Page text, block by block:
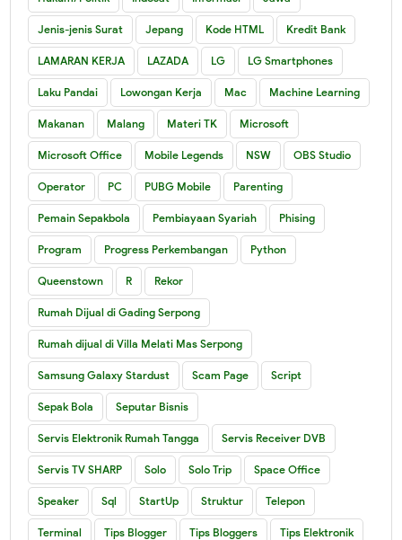
Jenis-jenis Surat Jepang Kode HTML Kredit Bank
LAMARAN KERJA LAZADA LG LG Smartphones
Laku Pandai Lowongan Kerja Mac Machine Learning
Makanan Malang Materi TK Microsoft
Microsoft Office Mobile Legends NSW OBS Studio
Operator PC PUBG Mobile Parenting
Pemain Sepakbola Pembiayaan Syariah Phising
Program Progress Perkembangan Python
Queenstown R Rekor
Rumah Dijual di Gading Serpong
Rumah dijual di Villa Melati Mas Serpong
Samsung Galaxy Stardust Scam Page Script
Sepak Bola Seputar Bisnis
Servis Elektronik Rumah Tangga Servis Receiver DVB
Servis TV SHARP Solo Solo Trip Space Office
Speaker Sql StartUp Struktur Telepon
Terminal Tips Blogger Tips Bloggers Tips Elektronik